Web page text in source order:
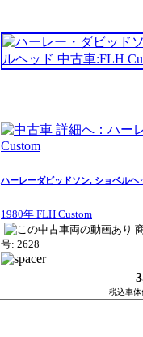
ハーレーダビッドソン. ショベルヘ
1980年 FLH Custom
号: 2628
税込車体